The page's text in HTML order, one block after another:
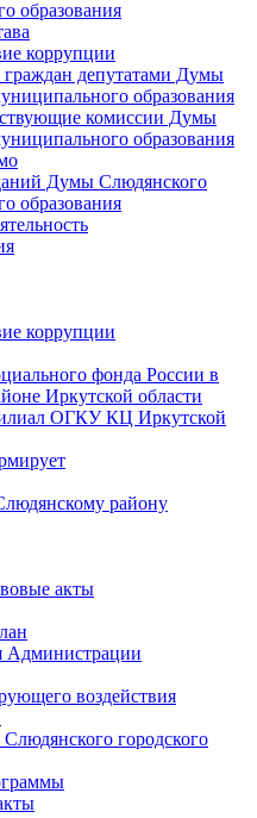
образования
коррупции
депутатами Думы
образования
комиссии Думы
образования
Думы Слюдянского
образования
коррупции
фонда России в
Иркутской области
ОГКУ КЦ Иркутской
району
акты
Администрации
воздействия
городского